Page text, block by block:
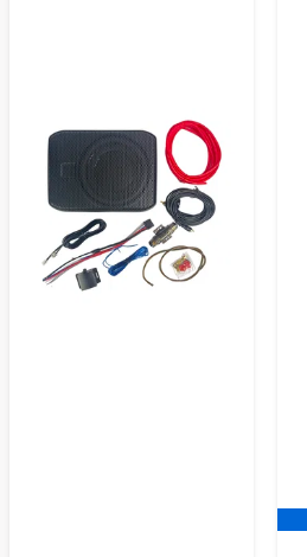
Skicka en